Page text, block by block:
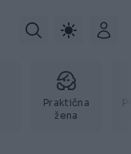
Praktična
žena